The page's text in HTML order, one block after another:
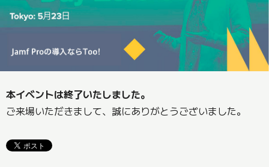
本イベントは終了いたしました。
ご来場いただきまして、誠にありがとうございました。